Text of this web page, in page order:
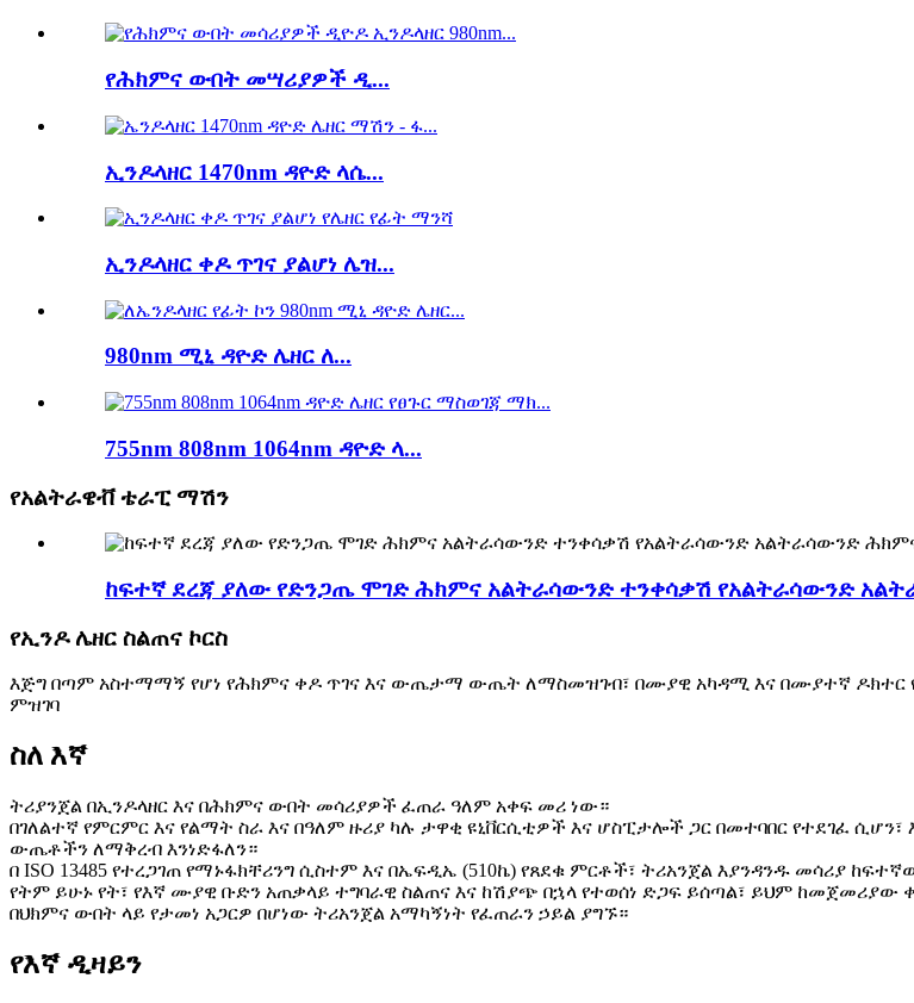
የሕክምና ውበት መሣሪያዎች ዲ...
ኢንዶላዘር 1470nm ዳዮድ ላሴ...
ኢንዶላዘር ቀዶ ጥገና ያልሆነ ሌዝ...
980nm ሚኒ ዳዮድ ሌዘር ለ...
755nm 808nm 1064nm ዳዮድ ላ...
የአልትራዌቭ ቴራፒ ማሽን
ከፍተኛ ደረጃ ያለው የድንጋጤ ሞገድ ሕክምና አልትራሳውንድ ተንቀሳቃሽ የአልትራሳውንድ
የኢንዶ ሌዘር ስልጠና ኮርስ
እጅግ በጣም አስተማማኝ የሆነ የሕክምና ቀዶ ጥገና እና ውጤታማ ውጤት ለማስመዝገብ፣ በሙያዊ አካዳሚ እና በሙያተኛ ዶክተር
ምዝገባ
ስለ እኛ
ትሪያንጀል በኢንዶላዘር እና በሕክምና ውበት መሳሪያዎች ፈጠራ ዓለም አቀፍ መሪ ነው።
በገለልተኛ የምርምር እና የልማት ስራ እና በዓለም ዙሪያ ካሉ ታዋቂ ዩኒቨርሲቲዎች እና ሆስፒታሎች ጋር በመተባበር የተደገፈ
ውጤቶችን ለማቅረብ እንነድፋለን።
በ ISO 13485 የተረጋገጠ የማኑፋክቸሪንግ ሲስተም እና በኤፍዲኤ (510ኬ) የጸደቁ ምርቶች፣ ትሪአንጀል እያንዳንዱ መሳሪያ
የትም ይሁኑ የት፣ የእኛ ሙያዊ ቡድን አጠቃላይ ተግባራዊ ስልጠና እና ከሽያጭ በኋላ የተወሰነ ድጋፍ ይሰጣል፣ ይህም ከመጀመሪያው
በህክምና ውበት ላይ የታመነ አጋርዎ በሆነው ትሪአንጀል አማካኝነት የፈጠራን ኃይል ያግኙ።
የእኛ ዲዛይን